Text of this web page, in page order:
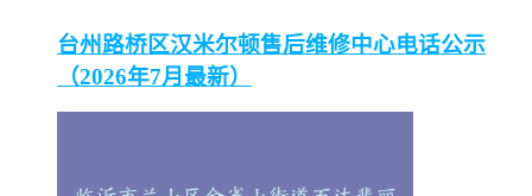
台州路桥区汉米尔顿售后维修中心电话公示
（2026年7月最新）